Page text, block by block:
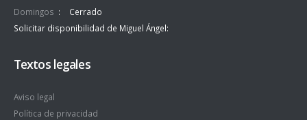
Domingos
Cerrado
Solicitar disponibilidad de Miguel Ángel
Textos legales
Aviso legal
Política de privacidad